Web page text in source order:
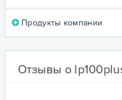
Продукты компании
Отзывы о